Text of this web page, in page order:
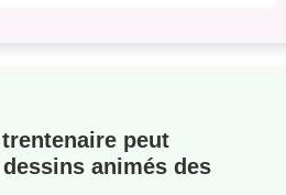
peut
animés des